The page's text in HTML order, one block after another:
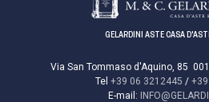
GELARDINI ASTE CASA
Via San Tommaso d'Aquino, 85
Tel +39 06 3212445 /
E-mail: